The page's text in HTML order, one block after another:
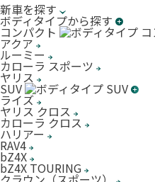
新車を探す
ボディタイプから探す
コンパクト
アクア
ルーミー
カローラ スポーツ
ヤリス
SUV
ライズ
ヤリス クロス
カローラ クロス
ハリアー
RAV4
bZ4X
bZ4X TOURING